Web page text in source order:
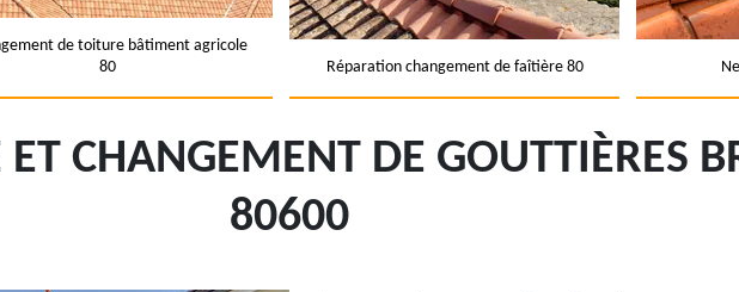
de toiture bâtiment agricole
80
Réparation changement de faîtière 80
ET CHANGEMENT DE GOUTTIÈRES
80600